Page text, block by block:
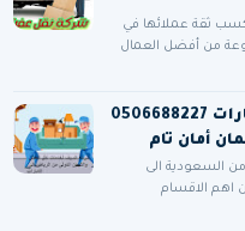
0555484240 تهتم بكسب ثقة عملائها في
من أفضل العمال
شركة نقل عفش من الرياض الى الامارات 0506688227
أمان تام
السعودية الى
اهم الاقسام